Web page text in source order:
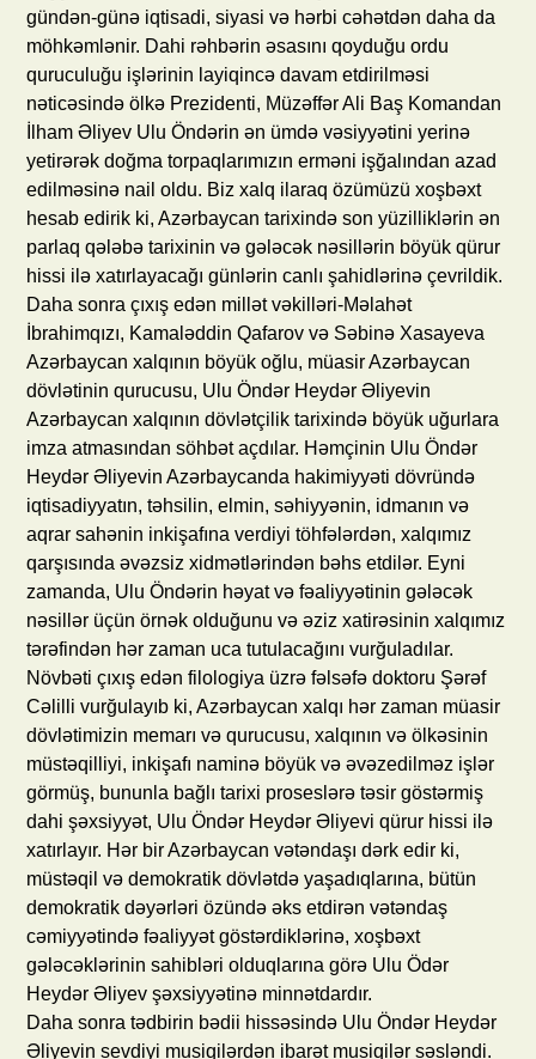
gündən-günə iqtisadi, siyasi və hərbi cəhətdən daha da
möhkəmlənir. Dahi rəhbərin əsasını qoyduğu ordu
quruculuğu işlərinin layiqincə davam etdirilməsi
nəticəsində ölkə Prezidenti, Müzəffər Ali Baş Komandan
İlham Əliyev Ulu Öndərin ən ümdə vəsiyyətini yerinə
yetirərək doğma torpaqlarımızın erməni işğalından azad
edilməsinə nail oldu. Biz xalq ilaraq özümüzü xoşbəxt
hesab edirik ki, Azərbaycan tarixində son yüzilliklərin ən
parlaq qələbə tarixinin və gələcək nəsillərin böyük qürur
hissi ilə xatırlayacağı günlərin canlı şahidlərinə çevrildik.
Daha sonra çıxış edən millət vəkilləri-Məlahət
İbrahimqızı, Kamaləddin Qafarov və Səbinə Xasayeva
Azərbaycan xalqının böyük oğlu, müasir Azərbaycan
dövlətinin qurucusu, Ulu Öndər Heydər Əliyevin
Azərbaycan xalqının dövlətçilik tarixində böyük uğurlara
imza atmasından söhbət açdılar. Həmçinin Ulu Öndər
Heydər Əliyevin Azərbaycanda hakimiyyəti dövründə
iqtisadiyyatın, təhsilin, elmin, səhiyyənin, idmanın və
aqrar sahənin inkişafına verdiyi töhfələrdən, xalqımız
qarşısında əvəzsiz xidmətlərindən bəhs etdilər. Eyni
zamanda, Ulu Öndərin həyat və fəaliyyətinin gələcək
nəsillər üçün örnək olduğunu və əziz xatirəsinin xalqımız
tərəfindən hər zaman uca tutulacağını vurğuladılar.
Növbəti çıxış edən filologiya üzrə fəlsəfə doktoru Şərəf
Cəlilli vurğulayıb ki, Azərbaycan xalqı hər zaman müasir
dövlətimizin memarı və qurucusu, xalqının və ölkəsinin
müstəqilliyi, inkişafı naminə böyük və əvəzedilməz işlər
görmüş, bununla bağlı tarixi proseslərə təsir göstərmiş
dahi şəxsiyyət, Ulu Öndər Heydər Əliyevi qürur hissi ilə
xatırlayır. Hər bir Azərbaycan vətəndaşı dərk edir ki,
müstəqil və demokratik dövlətdə yaşadıqlarına, bütün
demokratik dəyərləri özündə əks etdirən vətəndaş
cəmiyyətində fəaliyyət göstərdiklərinə, xoşbəxt
gələcəklərinin sahibləri olduqlarına görə Ulu Ödər
Heydər Əliyev şəxsiyyətinə minnətdardır.
Daha sonra tədbirin bədii hissəsində Ulu Öndər Heydər
Əliyevin sevdiyi musiqilərdən ibarət musiqilər səsləndi.